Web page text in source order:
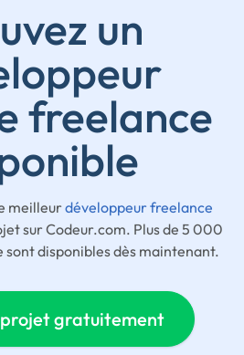
un
freelance
meilleurdéveloppeur freelance
sur Codeur.com. Plus de 5 000
sont disponibles dès maintenant.
projet gratuitement